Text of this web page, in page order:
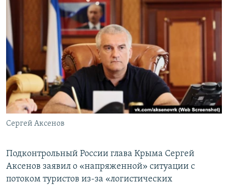
поиску
ТЕЛЕПРОЕКТ КРЫМ.РЕАЛИИ
СОВЕТЫ ПРАВОЗАЩИТНИКОВ
ПРОПАВШИЕ БЕЗ ВЕСТИ
ПОБЕДИТЕЛЕЙ НЕ СУДЯТ?
КРЫМ.НЕПОКОРЕННЫЙ
ELIFBE
УКРАИНСКАЯ ПРОБЛЕМА КРЫМА
Українською
Qırımtatar
ПРИСОЕДИНЯЙТЕСЬ!
Сергей Аксенов
Подконтрольный России глава Крыма Сергей
Аксенов заявил о «напряженной» ситуации с
потоком туристов из-за «логистических